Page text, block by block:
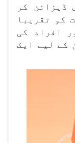
ڈیزائن کر
کو تقریبا
افراد کی
کے لیے ایک